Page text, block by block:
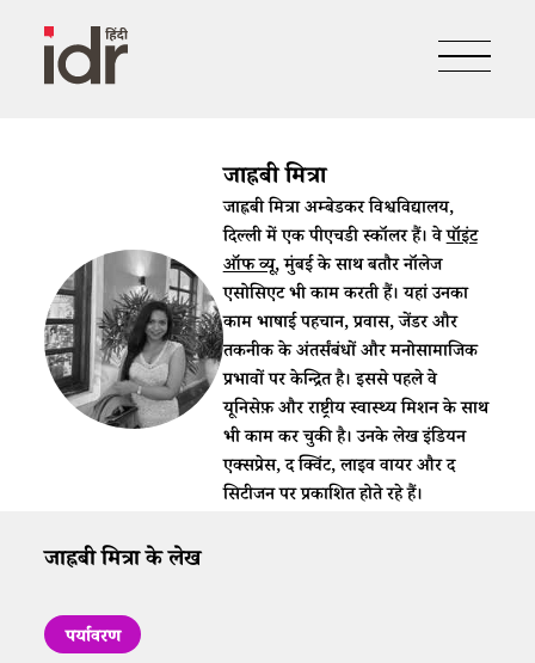
जाह्नबी मित्रा
जाह्नबी मित्रा अम्बेडकर विश्वविद्यालय,
दिल्ली में एक पीएचडी स्कॉलर हैं। वेपॉइंट
ऑफ व्यू, मुंबई के साथ बतौर नॉलेज
एसोसिएट भी काम करती हैं। यहां उनका
काम भाषाई पहचान, प्रवास, जेंडर और
तकनीक के अंतर्संबंधों और मनोसामाजिक
प्रभावों पर केन्द्रित है। इससे पहले वे
यूनिसेफ़ और राष्ट्रीय स्वास्थ्य मिशन के साथ
भी काम कर चुकी है। उनके लेख इंडियन
एक्सप्रेस, द क्विंट, लाइव वायर और द
सिटीजन पर प्रकाशित होते रहे हैं।
जाह्नबी मित्रा के लेख
पर्यावरण